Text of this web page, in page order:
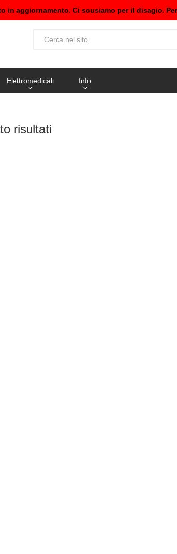
in aggiornamento. Ci scusiamo per il disagio.
Elettromedicali Info
risultati